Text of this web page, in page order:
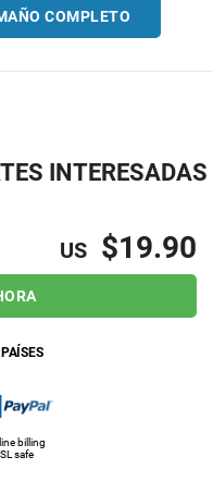
COMPLETO
INTERESADAS
US $19.90
billing
safe